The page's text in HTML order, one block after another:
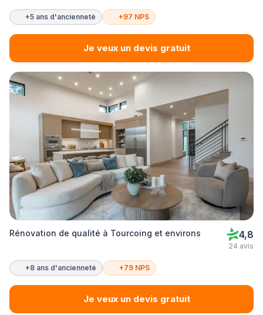
+5 ans d'ancienneté +97 NPS
Je veux un devis gratuit
Rénovation de qualité à Tourcoing et environs 4,8
24 avis
+8 ans d'ancienneté +79 NPS
Je veux un devis gratuit